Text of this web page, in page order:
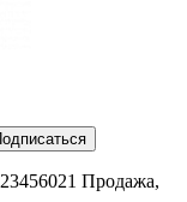
Продажа,